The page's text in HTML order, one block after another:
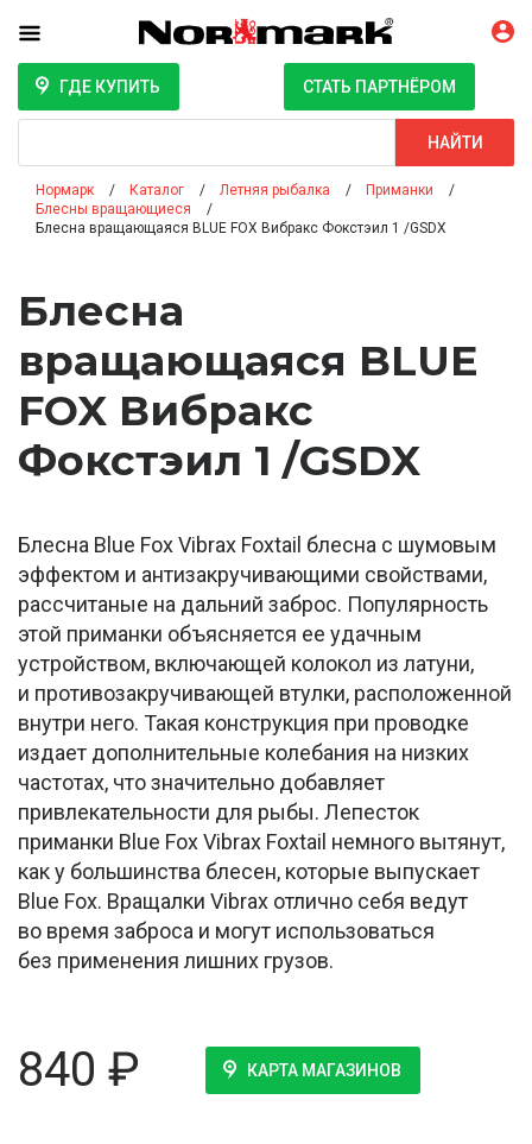
ГДЕ КУПИТЬ СТАТЬ ПАРТНЁРОМ
НАЙТИ
Нормарк Каталог Летняя рыбалка
Приманки
Блесны вращающиеся
Блесна вращающаяся BLUE FOX Вибракс Фокстэил 1 /GSDX
Блесна
вращающаяся BLUE
FOX Вибракс
Фокстэил 1 /GSDX
Блесна Blue Fox Vibrax Foxtail блесна с шумовым
эффектом и антизакручивающими свойствами,
рассчитаные на дальний заброс. Популярность
этой приманки объясняется ее удачным
устройством, включающей колокол из латуни,
и противозакручивающей втулки, расположенной
внутри него. Такая конструкция при проводке
издает дополнительные колебания на низких
частотах, что значительно добавляет
привлекательности для рыбы. Лепесток
приманки Blue Fox Vibrax Foxtail немного вытянут,
как у большинства блесен, которые выпускает
Blue Fox. Вращалки Vibrax отлично себя ведут
во время заброса и могут использоваться
без применения лишних грузов.
840 ₽ КАРТА МАГАЗИНОВ